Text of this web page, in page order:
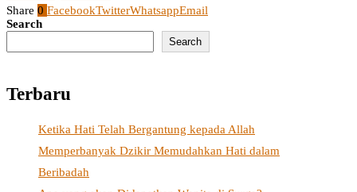
Share 0 FacebookTwitterWhatsappEmail
Search
Search
Terbaru
Ketika Hati Telah Bergantung kepada Allah
Memperbanyak Dzikir Memudahkan Hati dalam
Beribadah